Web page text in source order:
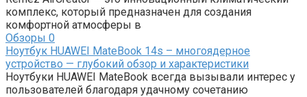
комплекс, который предназначен для создания
комфортной атмосферы в
Обзоры 0
Ноутбук HUAWEI MateBook 14s – многоядерное
устройство — глубокий обзор и характеристики
Ноутбуки HUAWEI MateBook всегда вызывали интерес у
пользователей благодаря удачному сочетанию